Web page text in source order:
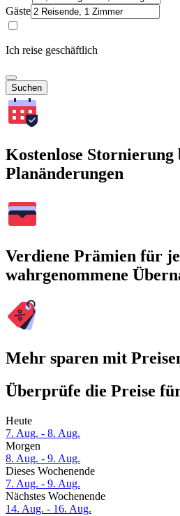
Gäste
Ich reise geschäftlich
Suchen
Kostenlose Stornierung
Planänderungen
Verdiene Prämien für
wahrgenommene
Mehr sparen mit
Überprüfe die Preise
Heute
7. Aug. - 8. Aug.
Morgen
8. Aug. - 9. Aug.
Dieses Wochenende
7. Aug. - 9. Aug.
Nächstes Wochenende
14. Aug. - 16. Aug.